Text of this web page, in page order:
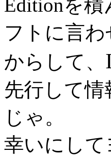
Editionを
フトに言
からして、
先行して
じゃ。
幸いにし